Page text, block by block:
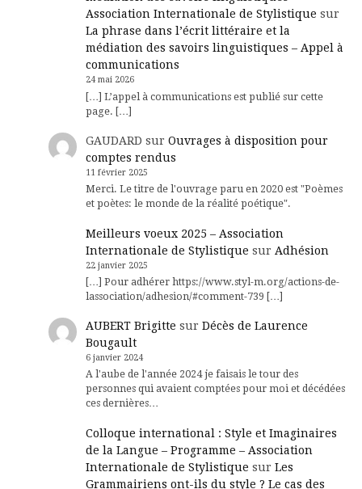
Association Internationale de Stylistique sur
La phrase dans l’écrit littéraire et la
médiation des savoirs linguistiques – Appel à
communications
24 mai 2026
[…] L’appel à communications est publié sur cette
page. […]
GAUDARD sur Ouvrages à disposition pour
comptes rendus
11 février 2025
Merci. Le titre de l'ouvrage paru en 2020 est "Poèmes
et poètes: le monde de la réalité poétique".
Meilleurs voeux 2025 – Association
Internationale de Stylistique sur Adhésion
22 janvier 2025
[…] Pour adhérer https://www.styl-m.org/actions-de-
lassociation/adhesion/#comment-739 […]
AUBERT Brigitte sur Décès de Laurence
Bougault
6 janvier 2024
A l'aube de l'année 2024 je faisais le tour des
personnes qui avaient comptées pour moi et décédées
ces dernières…
Colloque international : Style et Imaginaires
de la Langue – Programme – Association
Internationale de Stylistique sur Les
Grammairiens ont-ils du style ? Le cas des